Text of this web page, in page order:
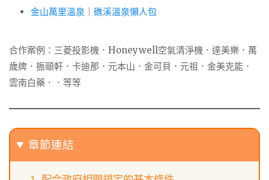
金山萬里溫泉
礁溪溫泉懶人包
合作案例：三菱投影機．Honeywell空氣清淨機．達美樂．萬
歲牌．振頤軒．卡迪那．元本山．金可貝．元祖．金美克能．
雲南白藥．．等等
章節連結